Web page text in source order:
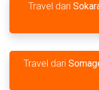
Travel dari
Travel dari